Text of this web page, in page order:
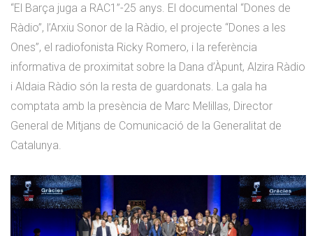
“El Barça juga a RAC1”-25 anys. El documental “Dones de
Ràdio”, l’Arxiu Sonor de la Ràdio, el projecte “Dones a les
Ones”, el radiofonista Ricky Romero, i la referència
informativa de proximitat sobre la Dana d’Àpunt, Alzira Ràdio
i Aldaia Ràdio són la resta de guardonats. La gala ha
comptata amb la presència de Marc Melillas, Director
General de Mitjans de Comunicació de la Generalitat de
Catalunya.